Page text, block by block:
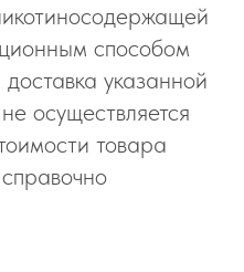
способом
указанной
осуществляется
товара